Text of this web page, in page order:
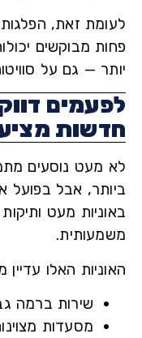
זאת, הפלגות
מבוקשים יכולות
— גם על סוויטות
דווקא
מציעות
נוסעים
אבל בפועל אפשר
מעט ותיקות
האלו עדיין
שירות ברמה גבוהה
מסעדות מצוינות